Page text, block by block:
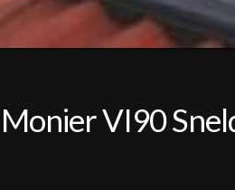
Monier VI90